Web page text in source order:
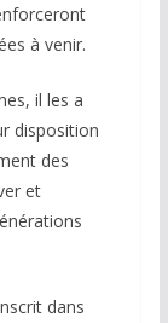
à venir.
il les a
disposition
des
et
dans